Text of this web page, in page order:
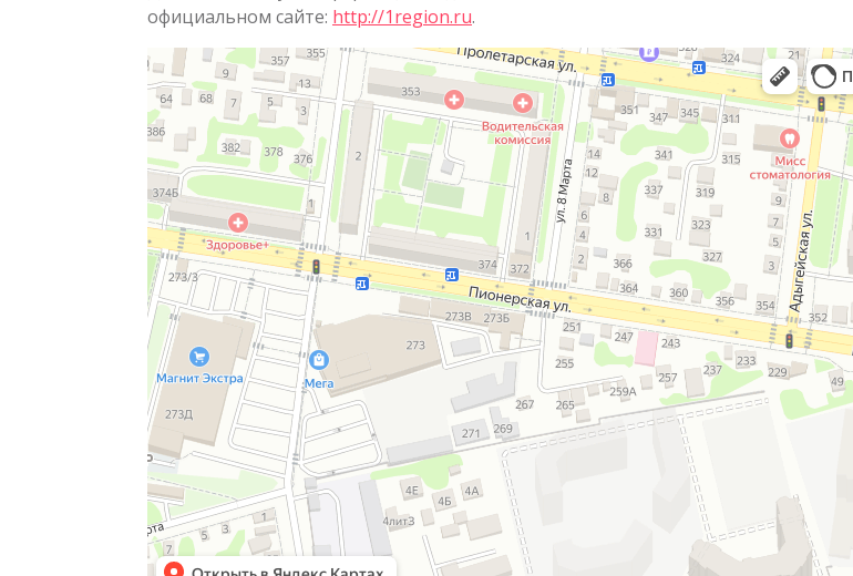
официальном сайте: http://1region.ru.